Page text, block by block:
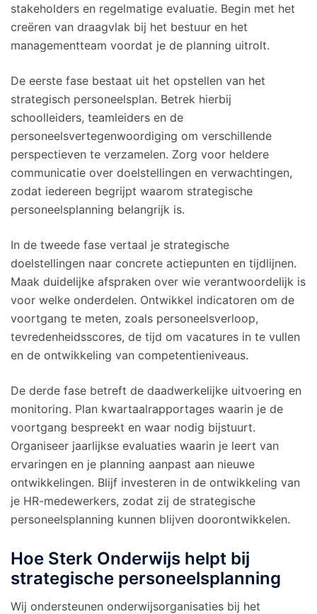
stakeholders en regelmatige evaluatie. Begin met het
creëren van draagvlak bij het bestuur en het
managementteam voordat je de planning uitrolt.
De eerste fase bestaat uit het opstellen van het
strategisch personeelsplan. Betrek hierbij
schoolleiders, teamleiders en de
personeelsvertegenwoordiging om verschillende
perspectieven te verzamelen. Zorg voor heldere
communicatie over doelstellingen en verwachtingen,
zodat iedereen begrijpt waarom strategische
personeelsplanning belangrijk is.
In de tweede fase vertaal je strategische
doelstellingen naar concrete actiepunten en tijdlijnen.
Maak duidelijke afspraken over wie verantwoordelijk is
voor welke onderdelen. Ontwikkel indicatoren om de
voortgang te meten, zoals personeelsverloop,
tevredenheidsscores, de tijd om vacatures in te vullen
en de ontwikkeling van competentieniveaus.
De derde fase betreft de daadwerkelijke uitvoering en
monitoring. Plan kwartaalrapportages waarin je de
voortgang bespreekt en waar nodig bijstuurt.
Organiseer jaarlijkse evaluaties waarin je leert van
ervaringen en je planning aanpast aan nieuwe
ontwikkelingen. Blijf investeren in de ontwikkeling van
je HR-medewerkers, zodat zij de strategische
personeelsplanning kunnen blijven doorontwikkelen.
Hoe Sterk Onderwijs helpt bij
strategische personeelsplanning
Wij ondersteunen onderwijsorganisaties bij het